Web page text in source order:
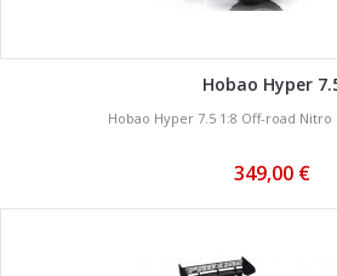
Hobao Hyper
Hobao Hyper 7.5 1:8 Off-road Nitro
349,00 €